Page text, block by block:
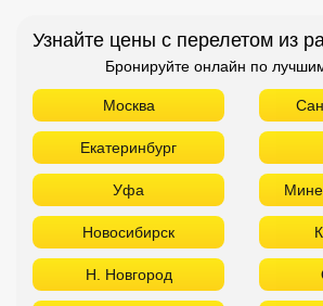
Узнайте цены с перелетом из
Бронируйте онлайн по
Москва
Екатеринбург
Уфа
Новосибирск
Н. Новгород